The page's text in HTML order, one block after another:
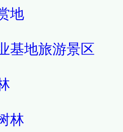
地
基地旅游景区
林